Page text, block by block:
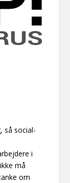
så social-
i
må
om